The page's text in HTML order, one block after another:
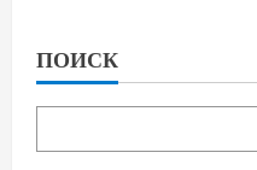
ПОИСК